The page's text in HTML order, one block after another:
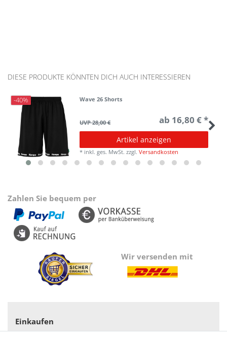
DIESE PRODUKTE KÖNNTEN DICH AUCH INTERESSIEREN
-40% Wave 26 Shorts
UVP 28,00 € ab 16,80 € *
Artikel anzeigen
* inkl. ges. MwSt. zzgl.Versandkosten
Zahlen Sie bequem per
Wir versenden mit
Einkaufen